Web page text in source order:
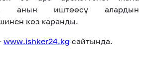
анын иштөөсү алардын
көз каранды.
www.ishker24.kg сайтында.